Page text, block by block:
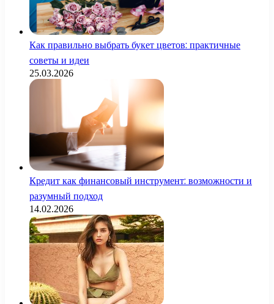
Как правильно выбрать букет цветов: практичные
советы и идеи
25.03.2026
Кредит как финансовый инструмент: возможности и
разумный подход
14.02.2026